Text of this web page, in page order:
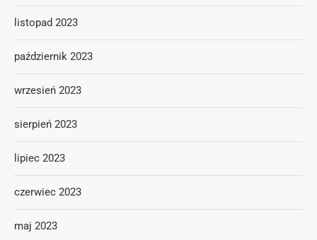
listopad 2023
październik 2023
wrzesień 2023
sierpień 2023
lipiec 2023
czerwiec 2023
maj 2023